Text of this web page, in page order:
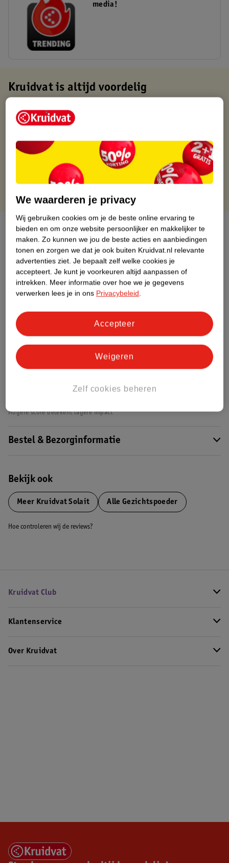
media!
Kruidvat is altijd voordelig
Gratis ophalen in de winkel
Op werkdagen voor 22:00 uur besteld, volgende dag in huis
Gratis retourneren binnen 30 dagen
Gratis punten met je Kruidvat kaart
Over dit product
Productinformatie
Etiketinformatie
Nature Impact Score
Rood (-) = hoge impact op het milieu.
Gebaseerd op wereldwijde
Nature Impact Score: 47%
Hogere score betekent lagere impact
Bestel & Bezorginformatie
Bekijk ook
Meer Kruidvat Solait Alle Gezichtspoeder
Hoe controleren wij de reviews?
Kruidvat Club
Klantenservice
Over Kruidvat
We waarderen je privacy
Wij gebruiken cookies om je de beste online ervaring te
bieden en om onze website persoonlijker en makkelijker te
maken. Zo kunnen we jou de beste acties en aanbiedingen
tonen en zorgen we dat je ook buiten Kruidvat.nl relevante
advertenties ziet. Je bepaalt zelf welke cookies je
accepteert. Je kunt je voorkeuren altijd aanpassen of
intrekken. Meer informatie over hoe we je gegevens
verwerken lees je in ons Privacybeleid.
Zelf cookies beheren
Weigeren
Accepteer